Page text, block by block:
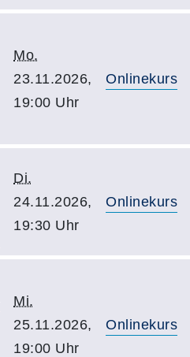
Mo.
23.11.2026,
19:00 Uhr
Onlinekurs
Di.
24.11.2026,
19:30 Uhr
Onlinekurs
Mi.
25.11.2026,
19:00 Uhr
Onlinekurs